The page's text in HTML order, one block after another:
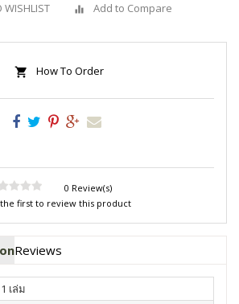
WISHLIST Add to Compare
How To Order
0 Review(s)
the first to review this product
Reviews
1 เล่ม